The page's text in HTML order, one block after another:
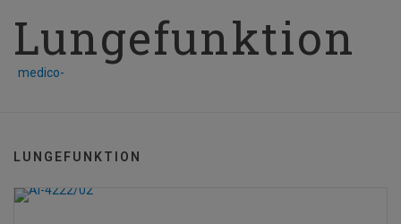
Lungefunktion
LUNGEFUNKTION